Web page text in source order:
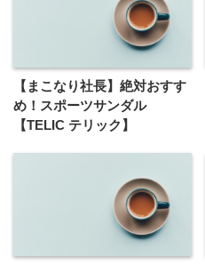
【まこなり社長】絶対おすす
め！スポーツサンダル
【TELIC テリック】